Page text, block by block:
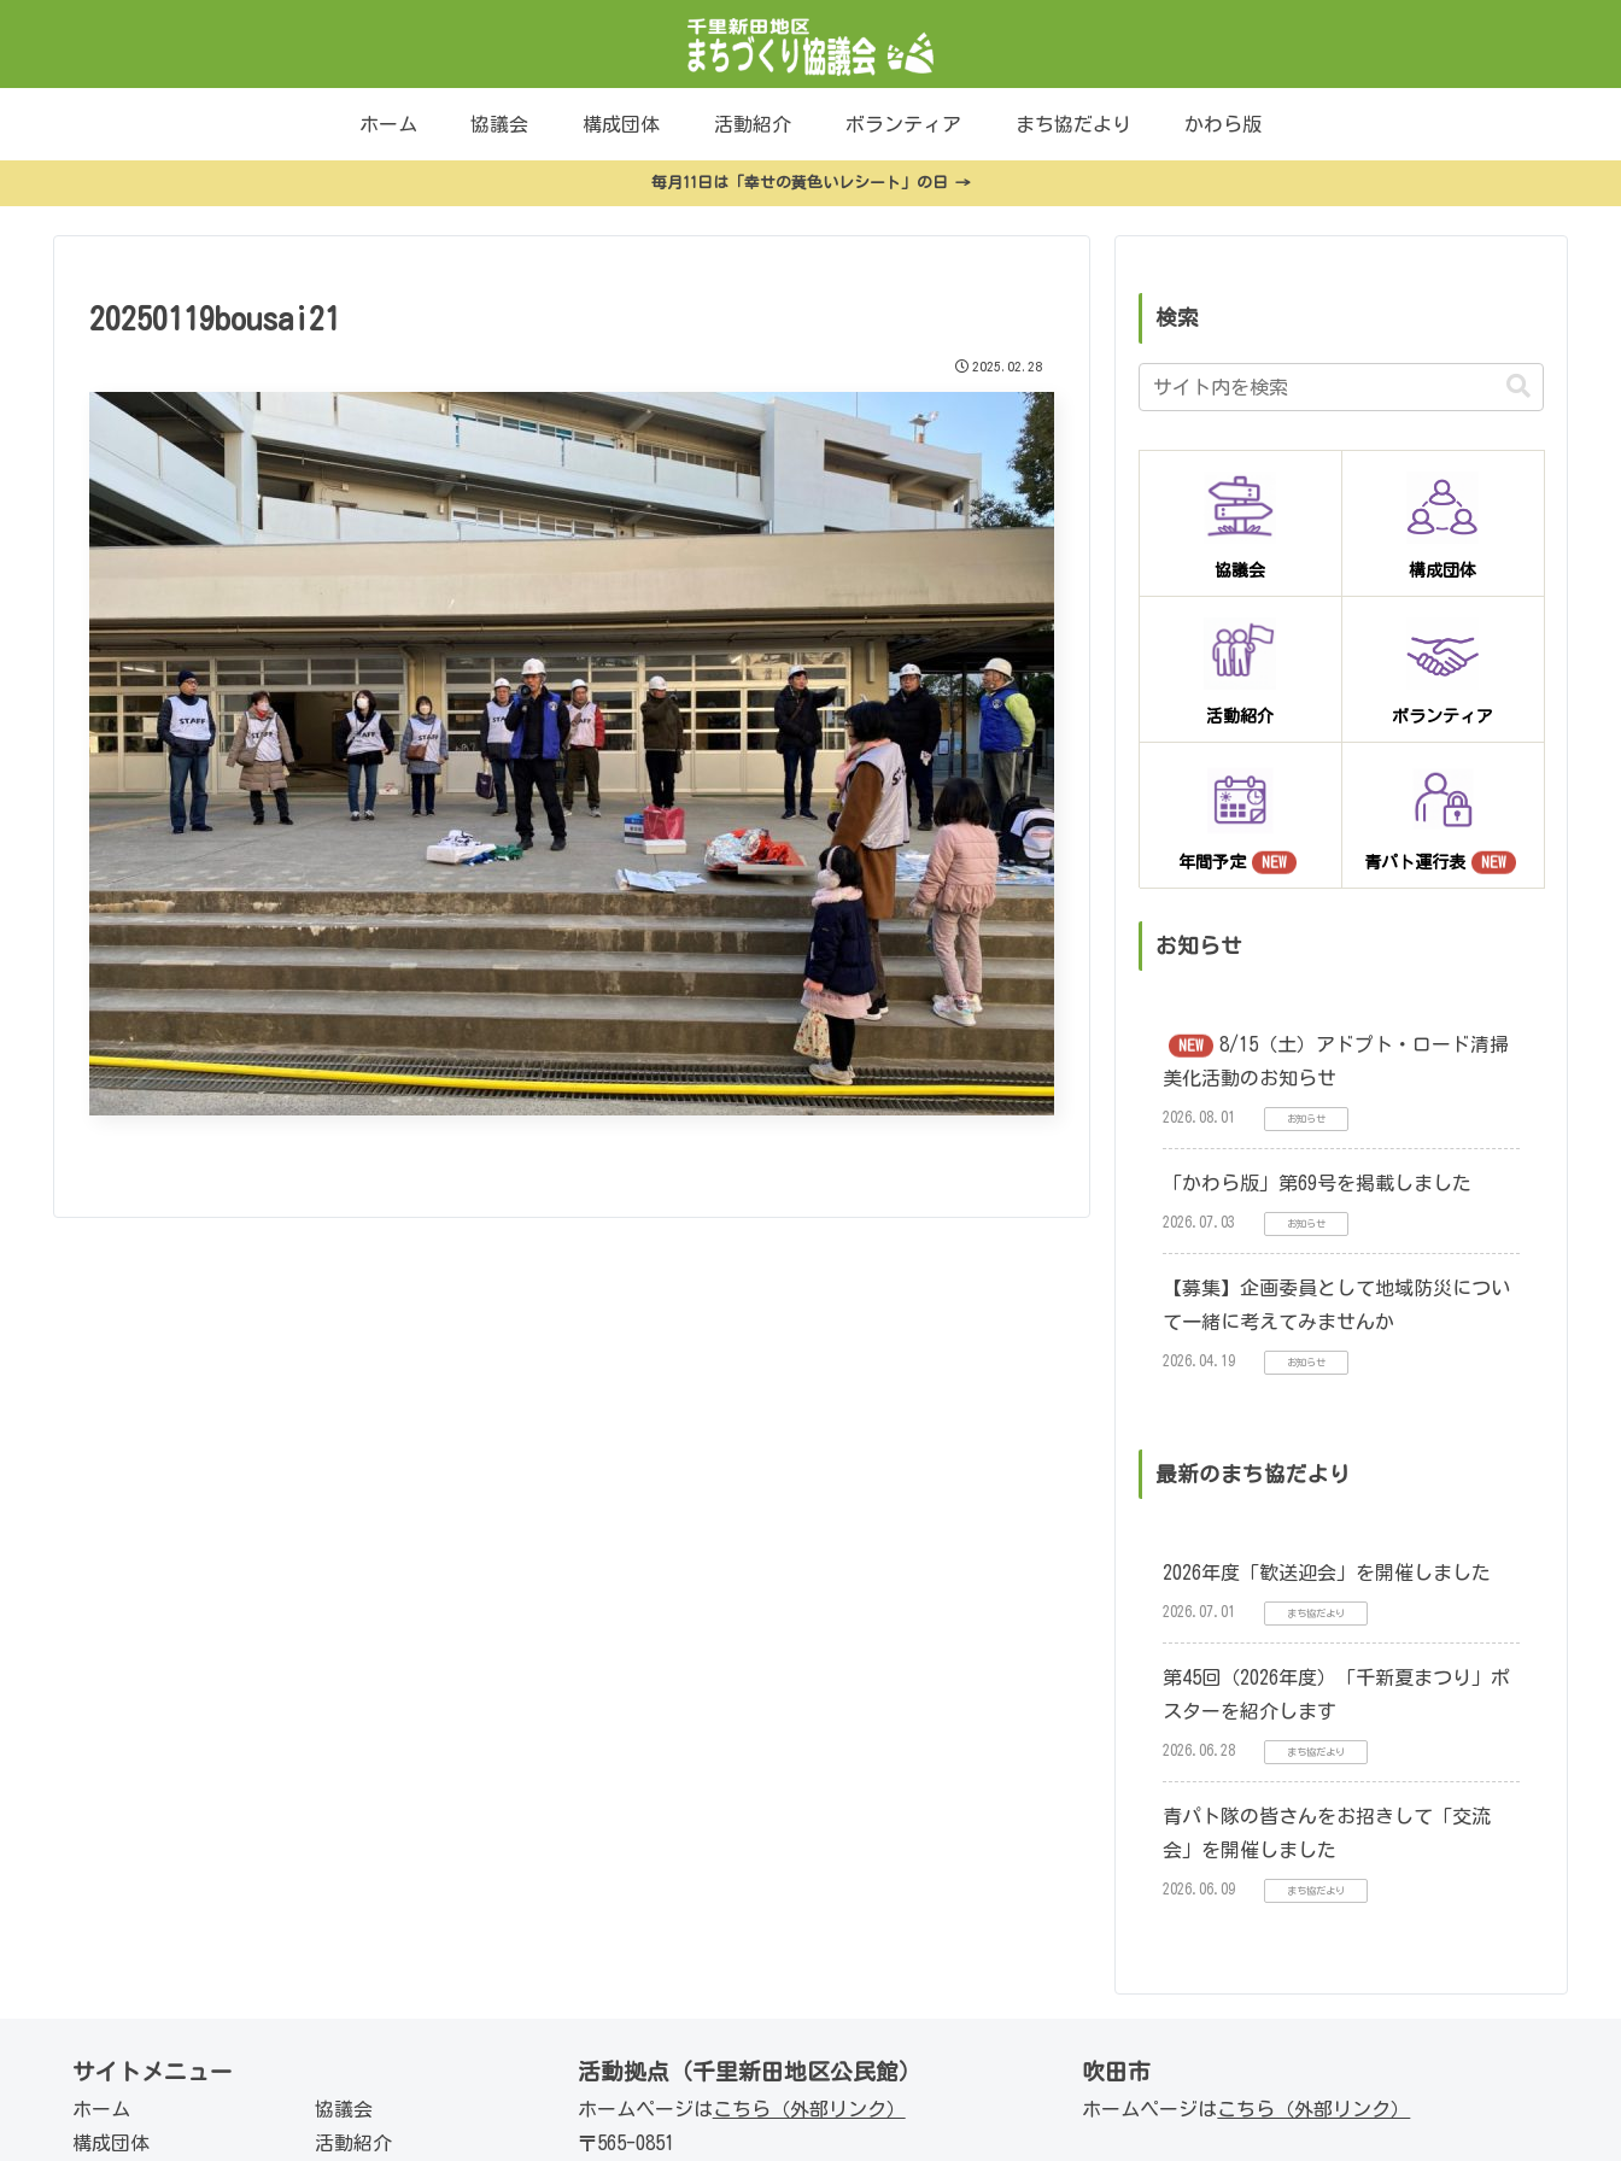
ホーム 協議会 構成団体 活動紹介 ボランティア まち協だより かわら版
毎月11日は「幸せの黄色いレシート」の日 →
20250119bousai21
2025.02.28
検索
協議会 構成団体
活動紹介 ボランティア
年間予定 NEW 青パト運行表 NEW
お知らせ
NEW
8/15（土）アドプト・ロード清掃
美化活動のお知らせ
2026.08.01 お知らせ
「かわら版」第69号を掲載しました
2026.07.03 お知らせ
【募集】企画委員として地域防災につい
て一緒に考えてみませんか
2026.04.19 お知らせ
最新のまち協だより
2026年度「歓送迎会」を開催しました
2026.07.01 まち協だより
第45回（2026年度）「千新夏まつり」ポ
スターを紹介します
2026.06.28 まち協だより
青パト隊の皆さんをお招きして「交流
会」を開催しました
2026.06.09 まち協だより
サイトメニュー
ホーム
協議会
構成団体
活動紹介
活動拠点（千里新田地区公民館）
ホームページはこちら（外部リンク）
〒565-0851
吹田市
ホームページはこちら（外部リンク）